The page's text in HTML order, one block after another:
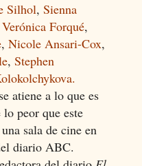
Silhol, Sienna
Verónica Forqué,
, Nicole Ansari-Cox,
, Stephen
atiene a lo que es
peor que este
sala de cine en
diario ABC.